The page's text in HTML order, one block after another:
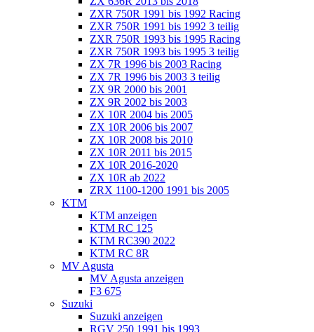
ZXR 750R 1991 bis 1992 Racing
ZXR 750R 1991 bis 1992 3 teilig
ZXR 750R 1993 bis 1995 Racing
ZXR 750R 1993 bis 1995 3 teilig
ZX 7R 1996 bis 2003 Racing
ZX 7R 1996 bis 2003 3 teilig
ZX 9R 2000 bis 2001
ZX 9R 2002 bis 2003
ZX 10R 2004 bis 2005
ZX 10R 2006 bis 2007
ZX 10R 2008 bis 2010
ZX 10R 2011 bis 2015
ZX 10R 2016-2020
ZX 10R ab 2022
ZRX 1100-1200 1991 bis 2005
KTM
KTM anzeigen
KTM RC 125
KTM RC390 2022
KTM RC 8R
MV Agusta
MV Agusta anzeigen
F3 675
Suzuki
Suzuki anzeigen
RGV 250 1991 bis 1993